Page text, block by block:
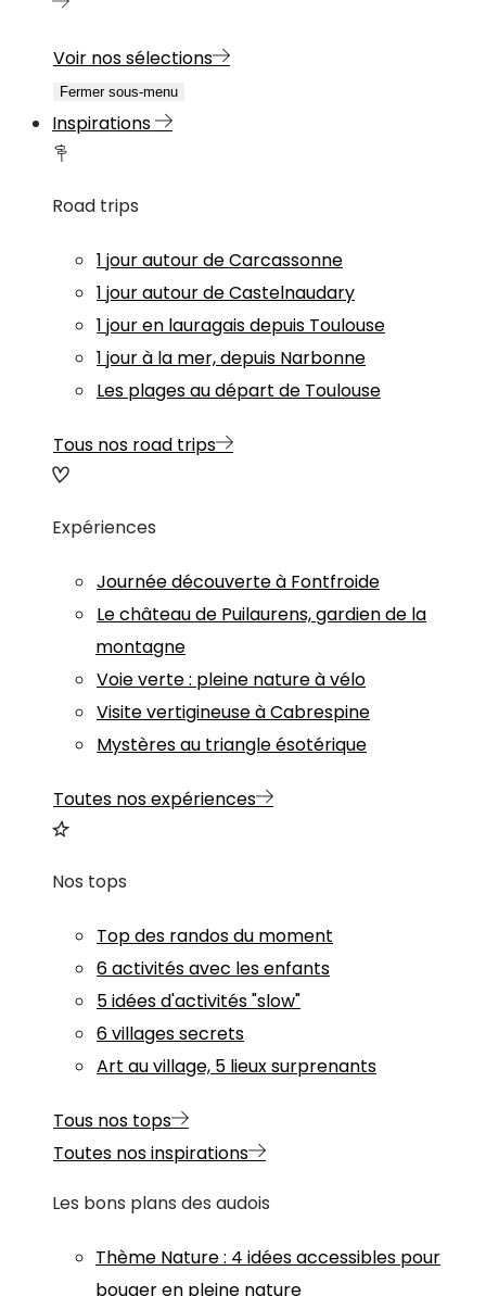
Voir nos sélections
Fermer sous-menu
Inspirations
Road trips
1 jour autour de Carcassonne
1 jour autour de Castelnaudary
1 jour en lauragais depuis Toulouse
1 jour à la mer, depuis Narbonne
Les plages au départ de Toulouse
Tous nos road trips
Expériences
Journée découverte à Fontfroide
Le château de Puilaurens, gardien de la
montagne
Voie verte : pleine nature à vélo
Visite vertigineuse à Cabrespine
Mystères au triangle ésotérique
Toutes nos expériences
Nos tops
Top des randos du moment
6 activités avec les enfants
5 idées d'activités "slow"
6 villages secrets
Art au village, 5 lieux surprenants
Tous nos tops
Toutes nos inspirations
Les bons plans des audois
Thème Nature: 4 idées accessibles pour
bouger en pleine nature